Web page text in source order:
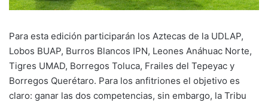
Para esta edición participarán los Aztecas de la UDLAP,
Lobos BUAP, Burros Blancos IPN, Leones Anáhuac Norte,
Tigres UMAD, Borregos Toluca, Frailes del Tepeyac y
Borregos Querétaro. Para los anfitriones el objetivo es
claro: ganar las dos competencias, sin embargo, la Tribu